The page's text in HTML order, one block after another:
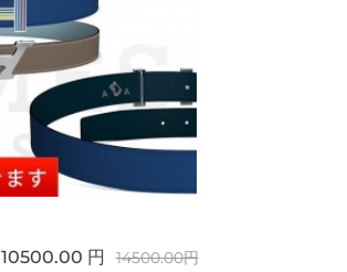
10500.00 円 14500.00円